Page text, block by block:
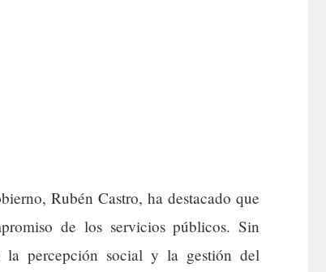
Rubén Castro, ha destacado que
de los servicios públicos. Sin
la percepción social y la gestión del